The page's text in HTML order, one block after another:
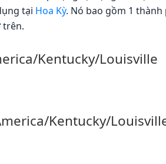
tại Hoa Kỳ. Nó bao gồm 1
trên.
Kentucky/Louisville
Kentucky/